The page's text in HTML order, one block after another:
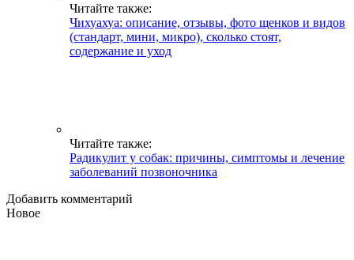
Читайте также:
Чихуахуа: описание, отзывы, фото щенков и видов
(стандарт, мини, микро), сколько стоят,
содержание и уход
Читайте также:
Радикулит у собак: причины, симптомы и лечение
заболеваний позвоночника
Добавить комментарий
Новое